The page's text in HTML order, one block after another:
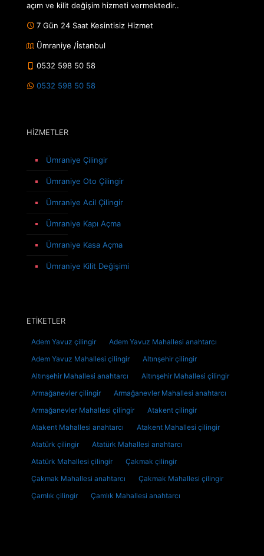
açım ve kilit değişim hizmeti vermektedir..
7 Gün 24 Saat Kesintisiz Hizmet
Ümraniye /İstanbul
0532 598 50 58
0532 598 50 58
HİZMETLER
Ümraniye Çilingir
Ümraniye Oto Çilingir
Ümraniye Acil Çilingir
Ümraniye Kapı Açma
Ümraniye Kasa Açma
Ümraniye Kilit Değişimi
ETİKETLER
Adem Yavuz çilingir
Adem Yavuz Mahallesi anahtarcı
Adem Yavuz Mahallesi çilingir
Altınşehir çilingir
Altınşehir Mahallesi anahtarcı
Altınşehir Mahallesi çilingir
Armağanevler çilingir
Armağanevler Mahallesi anahtarcı
Armağanevler Mahallesi çilingir
Atakent çilingir
Atakent Mahallesi anahtarcı
Atakent Mahallesi çilingir
Atatürk çilingir
Atatürk Mahallesi anahtarcı
Atatürk Mahallesi çilingir
Çakmak çilingir
Çakmak Mahallesi anahtarcı
Çakmak Mahallesi çilingir
Çamlık çilingir
Çamlık Mahallesi anahtarcı